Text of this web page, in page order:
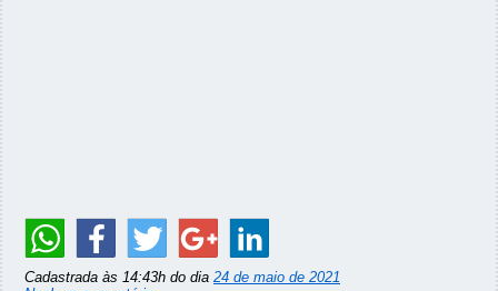
Cadastrada às 14:43h do dia 24 de maio de 2021